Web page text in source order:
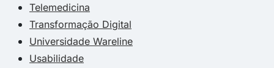
Telemedicina
Transformação Digital
Universidade Wareline
Usabilidade